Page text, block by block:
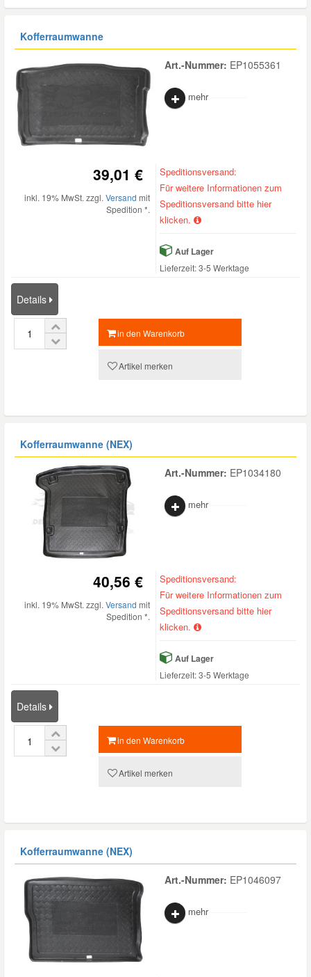
Kofferraumwanne
Art.-Nummer: EP1055361
mehr
39,01 €
inkl. 19% MwSt. zzgl. Versand mit
Spedition *.
Speditionsversand:
Für weitere Informationen zum
Speditionsversand bitte hier
klicken.
Auf Lager
Lieferzeit: 3-5 Werktage
Details
in den Warenkorb
Artikel merken
Kofferraumwanne (NEX)
Art.-Nummer: EP1034180
mehr
40,56 €
inkl. 19% MwSt. zzgl. Versand mit
Spedition *.
Speditionsversand:
Für weitere Informationen zum
Speditionsversand bitte hier
klicken.
Auf Lager
Lieferzeit: 3-5 Werktage
Details
in den Warenkorb
Artikel merken
Kofferraumwanne (NEX)
Art.-Nummer: EP1046097
mehr